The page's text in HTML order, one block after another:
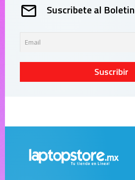
Suscribete al Boletin
Suscribir